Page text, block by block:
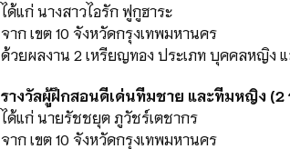
ได้แก่ นางสาวไอรัก ฟูกูฮาระ
จาก เขต 10 จังหวัดกรุงเทพมหานคร
ด้วยผลงาน 2 เหรียญทอง ประเภท บุคคลหญิง
รางวัลผู้ฝึกสอนดีเด่นทีมชาย และทีมหญิง (2
ได้แก่ นายรัชชยุต ภูวัชร์เตชากร
จาก เขต 10 จังหวัดกรุงเทพมหานคร